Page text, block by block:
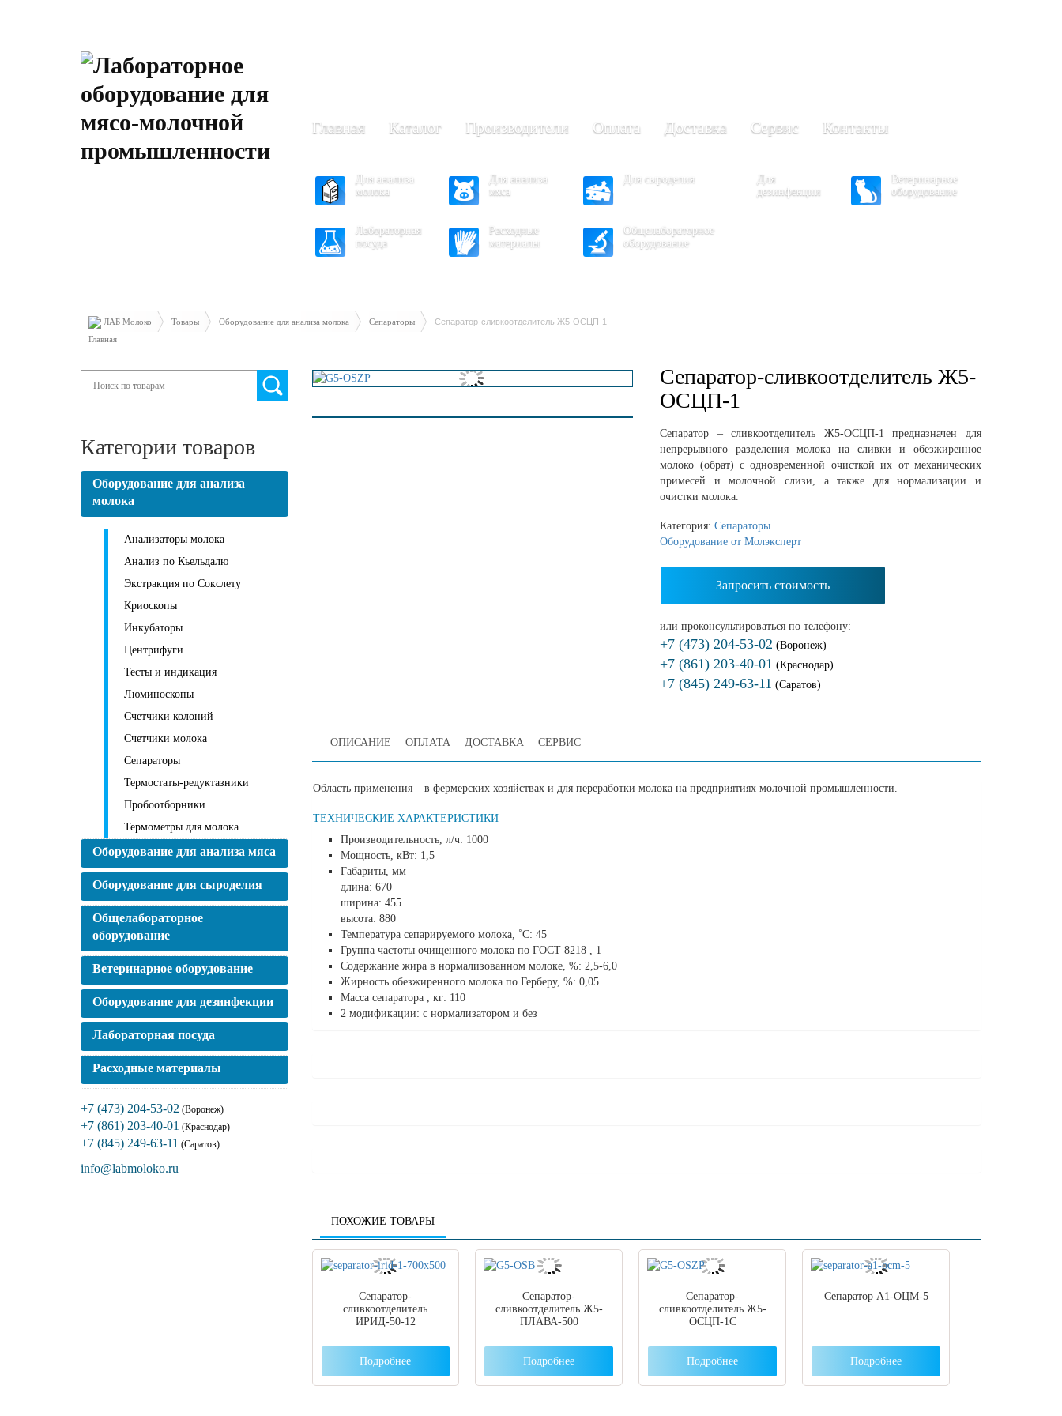
Главная Каталог Производители Оплата Доставка Сервис Контакты
Для анализа
молока
Для анализа
мяса
Для сыроделия
Для
дезинфекции
Ветеринарное
оборудование
Лабораторная
посуда
Расходные
материалы
Общелабораторное
оборудование
ЛАБ Молоко Товары Оборудование для анализа молока Сепараторы Сепаратор-сливкоотделитель Ж5-ОСЦП-1
Сепаратор-сливкоотделитель Ж5-
ОСЦП-1
Сепаратор – сливкоотделитель Ж5-ОСЦП-1 предназначен для
непрерывного разделения молока на сливки и обезжиренное
молоко (обрат) с одновременной очисткой их от механических
примесей и молочной слизи, а также для нормализации и
очистки молока.
Категория:Сепараторы
Оборудование от Молэксперт
Запросить стоимость
или проконсультироваться по телефону:
+7 (473) 204-53-02 (Воронеж)
+7 (861) 203-40-01 (Краснодар)
+7 (845) 249-63-11 (Саратов)
ОПИСАНИЕ ОПЛАТА ДОСТАВКА СЕРВИС
Область применения – в фермерских хозяйствах и для переработки молока на предприятиях молочной промышленности.
ТЕХНИЧЕСКИЕ ХАРАКТЕРИСТИКИ
Производительность, л/ч: 1000
Мощность, кВт: 1,5
Габариты, мм
длина: 670
ширина: 455
высота: 880
Температура сепарируемого молока, ˚C: 45
Группа частоты очищенного молока по ГОСТ 8218 , 1
Содержание жира в нормализованном молоке, %: 2,5-6,0
Жирность обезжиренного молока по Герберу, %: 0,05
Масса сепаратора , кг: 110
2 модификации: с нормализатором и без
ПОХОЖИЕ ТОВАРЫ
Сепаратор-
сливкоотделитель
ИРИД-50-12
Подробнее
Сепаратор-
сливкоотделитель Ж5-
ПЛАВА-500
Подробнее
Сепаратор-
сливкоотделитель Ж5-
ОСЦП-1С
Подробнее
Сепаратор A1-ОЦМ-5
Подробнее
Категории товаров
Оборудование для анализа
молока
Анализаторы молока
Анализ по Кьельдалю
Экстракция по Сокслету
Криоскопы
Инкубаторы
Центрифуги
Тесты и индикация
Люминоскопы
Счетчики колоний
Счетчики молока
Сепараторы
Термостаты-редуктазники
Пробоотборники
Термометры для молока
Оборудование для анализа мяса
Оборудование для сыроделия
Общелабораторное
оборудование
Ветеринарное оборудование
Оборудование для дезинфекции
Лабораторная посуда
Расходные материалы
+7 (473) 204-53-02 (Воронеж)
+7 (861) 203-40-01 (Краснодар)
+7 (845) 249-63-11 (Саратов)
info@labmoloko.ru